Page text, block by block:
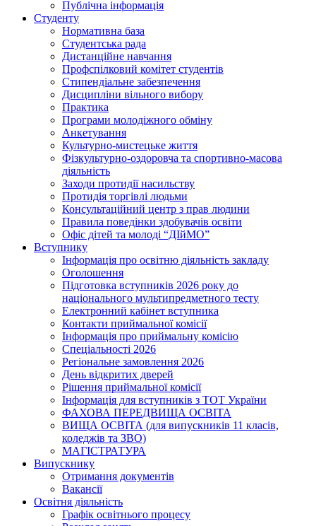
Публічна інформація
Студенту
Нормативна база
Студентська рада
Дистанційне навчання
Профспілковий комітет студентів
Стипендіальне забезпечення
Дисципліни вільного вибору
Практика
Програми молодіжного обміну
Анкетування
Культурно-мистецьке життя
Фізкультурно-оздоровча та спортивно-масова
діяльність
Заходи протидії насильству
Протидія торгівлі людьми
Консультаційний центр з прав людини
Правила поведінки здобувачів освіти
Офіс дітей та молоді “ДІйМО”
Вступнику
Інформація про освітню діяльність закладу
Оголошення
Підготовка вступників 2026 року до
національного мультипредметного тесту
Електронний кабінет вступника
Контакти приймальної комісії
Інформація про приймальну комісію
Спеціальності 2026
Регіональне замовлення 2026
День відкритих дверей
Рішення приймальної комісії
Інформація для вступників з ТОТ України
ФАХОВА ПЕРЕДВИЩА ОСВІТА
ВИЩА ОСВІТА (для випускників 11 класів,
коледжів та ЗВО)
МАГІСТРАТУРА
Випускнику
Отримання документів
Вакансії
Освітня діяльність
Графік освітнього процесу